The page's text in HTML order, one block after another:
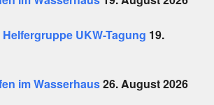
UKW-Tagung 19.
im Wasserhaus26. August 2026